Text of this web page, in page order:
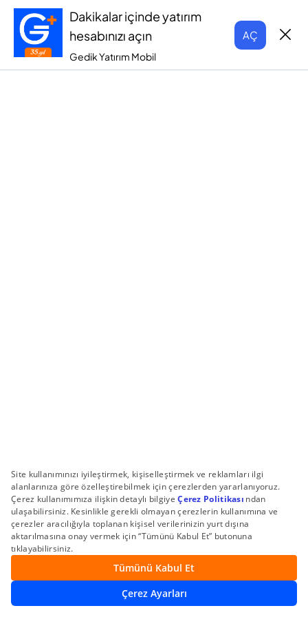
Dakikalar içinde yatırım
hesabınızı açın
Gedik Yatırım Mobil
AÇ